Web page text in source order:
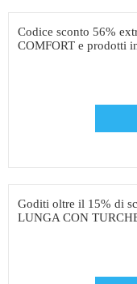
Codice sconto 56%
COMFORT e prodotti
Goditi oltre il 15% di
LUNGA CON